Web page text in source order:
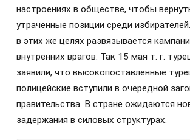
настроениях в обществе, чтобы
утраченные позиции среди
в этих же целях развязывается
внутренних врагов. Так 15 мая т. г.
заявили, что высокопоставленные
полицейские вступили в очередной
правительства. В стране ожидаются
задержания в силовых структурах.